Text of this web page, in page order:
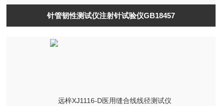
针管韧性测试仪注射针试验仪GB18457